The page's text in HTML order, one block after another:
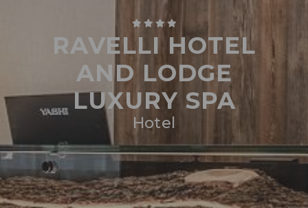
RAVELLI HOTEL
AND LODGE
LUXURY SPA
Hotel